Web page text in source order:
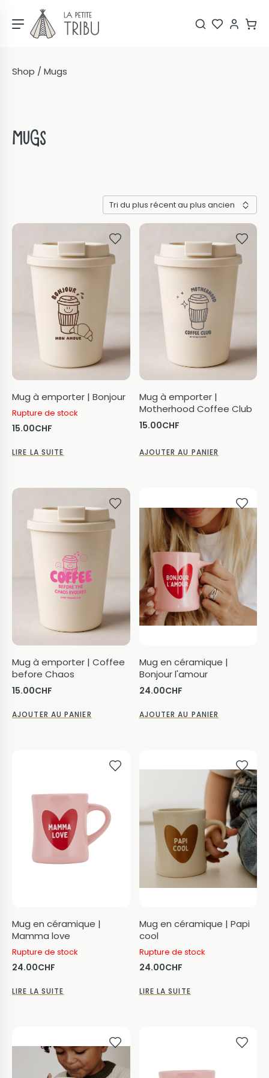
Shop / Mugs
Mugs
Mug à emporter | Bonjour
Rupture de stock
15.00CHF
LIRE LA SUITE
Mug à emporter |
Motherhood Coffee Club
15.00CHF
AJOUTER AU PANIER
Mug à emporter | Coffee
before Chaos
15.00CHF
AJOUTER AU PANIER
Mug en céramique |
Bonjour l'amour
24.00CHF
AJOUTER AU PANIER
Mug en céramique |
Mamma love
Rupture de stock
24.00CHF
LIRE LA SUITE
Mug en céramique | Papi
cool
Rupture de stock
24.00CHF
LIRE LA SUITE